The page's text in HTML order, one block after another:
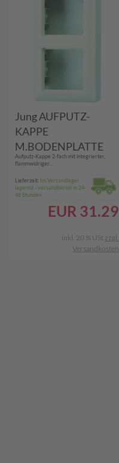
Jung AUFPUTZ-
KAPPE
M.BODENPLATTE
(AS 582 A WW)
Aufputz-Kappe 2-fach mit integrierter,
flammwidriger...
Lieferzeit: Im Versandlager
lagernd - versandbereit in 24-
48 Stunden
EUR 31.29
inkl. 20 % USt zzgl.
Versandkosten